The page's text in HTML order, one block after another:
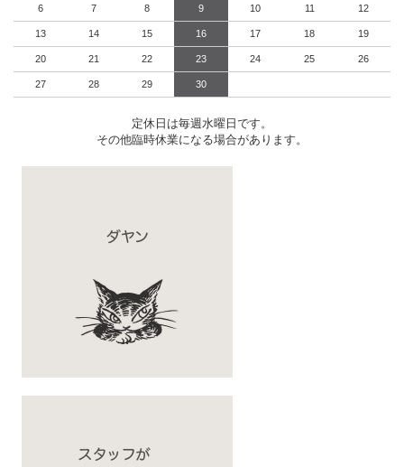
6 7 8 9 10 11 12
13 14 15 16 17 18 19
20 21 22 23 24 25 26
27 28 29 30
定休日は毎週水曜日です。
その他臨時休業になる場合があります。